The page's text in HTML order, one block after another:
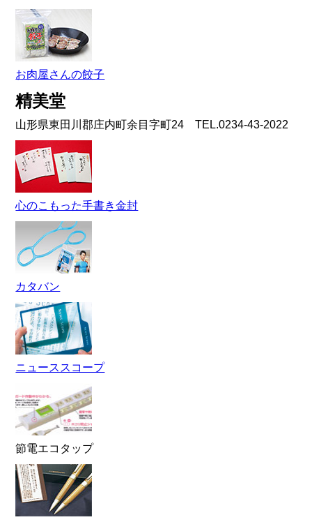
お肉屋さんの餃子
精美堂
山形県東田川郡庄内町余目字町24 TEL.0234-43-2022
心のこもった手書き金封
カタバン
ニューススコープ
節電エコタップ